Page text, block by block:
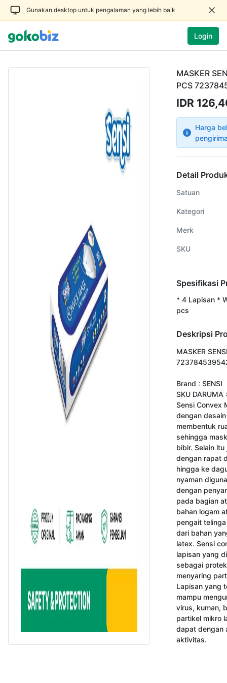
Gunakan desktop untuk pengalaman yang lebih baik
Login
MASKER
PCS
IDR
Harga
Detail
Satuan
Kategori
Merk
SKU
Spesifikasi
* 4 Lapisan *
pcs
Deskripsi
MASKER
Brand : SENSI
SKU
Sensi Convex
dengan
membentuk
sehingga
bibir. Selain
dengan rapat
hingga ke
nyaman
dengan
pada bagian
bahan logam
pengait
dari bahan
latex. Sensi
lapisan yang
sebagai
menyaring
Lapisan yang
mampu
virus, kuman,
partikel mikro
dapat dengan
aktivitas.